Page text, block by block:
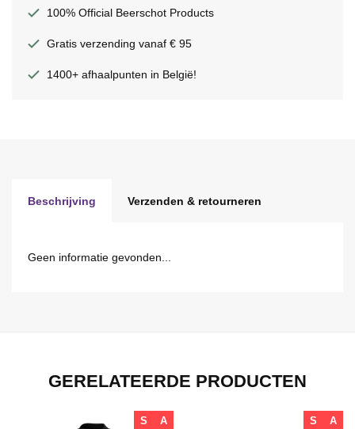
100% Official Beerschot Products
Gratis verzending vanaf € 95
1400+ afhaalpunten in België!
Beschrijving Verzenden & retourneren
Geen informatie gevonden...
GERELATEERDE PRODUCTEN
S
A
S
A